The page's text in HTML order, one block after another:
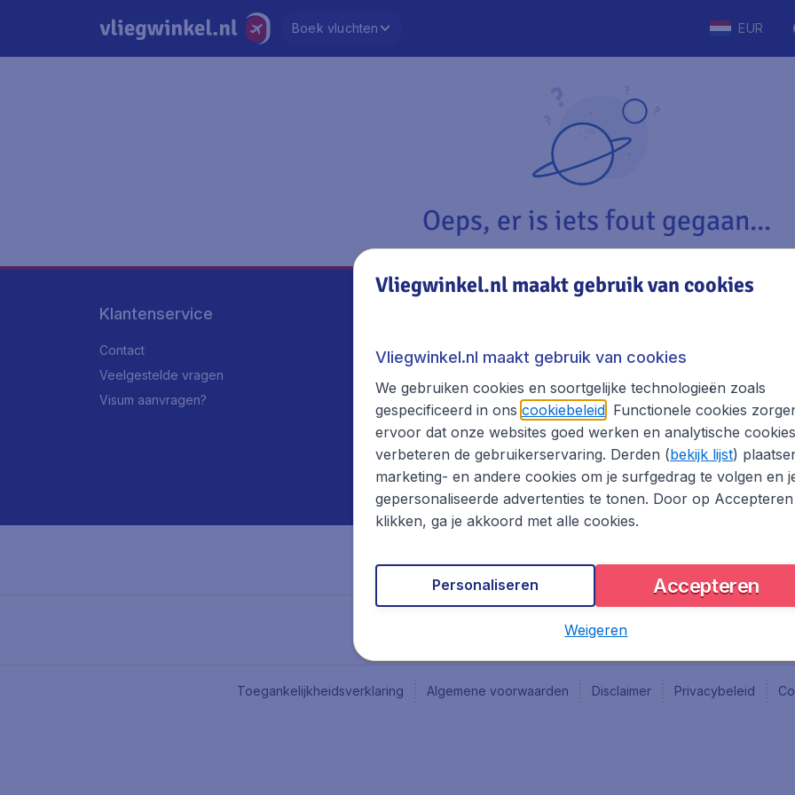
Boek vluchten EUR
Oeps, er is iets fout gegaan...
Klantenservice
Contact
Veelgestelde vragen
Visum aanvragen?
Over Vliegwinkel.nl
Reisgids
Toegankelijkheidsverklaring Algemene voorwaarden Disclaimer Privacybeleid
Vliegwinkel.nl maakt gebruik van cookies
Vliegwinkel.nl maakt gebruik van cookies
We gebruiken cookies en soortgelijke technologieën zoals
gespecificeerd in ons cookiebeleid. Functionele cookies
ervoor dat onze websites goed werken en analytische cookies
verbeteren de gebruikerservaring. Derden (bekijk lijst)
marketing- en andere cookies om je surfgedrag te volgen en
gepersonaliseerde advertenties te tonen. Door op
klikken, ga je akkoord met alle cookies.
Accepteren
Personaliseren
Weigeren